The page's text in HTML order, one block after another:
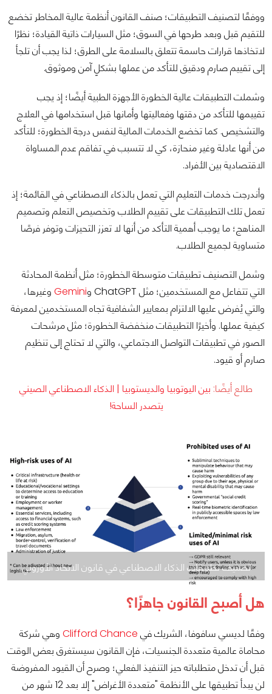
ووفقًا لتصنيف التطبيقات؛ صنف القانون أنظمة عالية المخاطر تخضع
للتقيم قبل وبعد طرحها في السوق؛ مثل السيارات ذاتية القيادة؛ نظرًا
لاتخاذها قرارات حاسمة تتعلق بالسلامة على الطرق؛ لذا يجب أن تلجأ
إلى تقييم صارم ودقيق للتأكد من عملها بشكلٍ آمن وموثوق.
وشملت التطبيقات عالية الخطورة الأجهزة الطبية أيضًا؛ إذ يجب
تقييمها للتأكد من دقتها وفعاليتها وأمانها قبل استخدامها في العلاج
والتشخيص. كما تخضع الخدمات المالية لنفس درجة الخطورة؛ للتأكد
من أنها عادلة وغير منحازة، كي لا تتسبب في تفاقم عدم المساواة
الاقتصادية بين الأفراد.
وأندرجت خدمات التعليم التي تعمل بالذكاء الاصطناعي في القائمة؛ إذ
تعمل تلك التطبيقات على تقييم الطلاب وتخصيص التعلم وتصميم
المناهج؛ ما يوجب أهمية التأكد من أنها لا تعزز التحيزات وتوفر فرصًا
متساوية لجميع الطلاب.
وشمل التصنيف تطبيقات متوسطة الخطورة؛ مثل أنظمة المحادثة
التي تتفاعل مع المستخدمين؛ مثل ChatGPT و
Gemini وغيرها،
والتي يُفرض عليها الالتزام بمعايير الشفافية تجاه المستخدمين لمعرفة
كيفية عملها. وأخيرًا التطبيقات منخفضة الخطورة؛ مثل مرشحات
الصور في تطبيقات التواصل الاجتماعي، والتي لا تحتاج إلى تنظيم
صارم أو قيود.
طالع أيضًا: بين اليوتوبيا والديستوبيا | الذكاء الاصطناعي الصيني
يتصدر الساحة!
تصنيف تطبيقات الذكاء الاصطناعي في قانون الاتحاد الأوروبي
هل أصبح القانون جاهزًا؟
وفقًا لديسي سافوفا، الشريك في Clifford Chance وهي شركة
محاماة عالمية متعددة الجنسيات، فإن القانون سيستغرق بعض الوقت
قبل أن تدخل متطلباته حيز التنفيذ الفعلي؛ وصرح أن القيود المفروضة
لن يبدأ تطبيقها على الأنظمة "متعددة الأغراض" إلا بعد 12 شهر من